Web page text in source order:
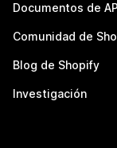
Documentos de
Comunidad de
Blog de Shopify
Investigación